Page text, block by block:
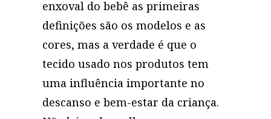
enxoval do bebê as primeiras
definições são os modelos e as
cores, mas a verdade é que o
tecido usado nos produtos tem
uma influência importante no
descanso e bem-estar da criança.